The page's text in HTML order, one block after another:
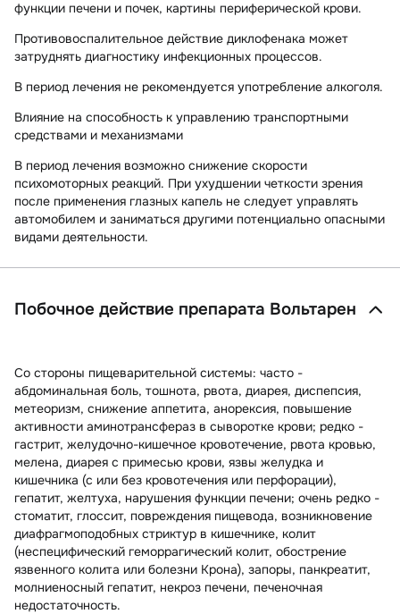
функции печени и почек, картины периферической крови.
Противовоспалительное действие диклофенака может
затруднять диагностику инфекционных процессов.
В период лечения не рекомендуется употребление алкоголя.
Влияние на способность к управлению транспортными
средствами и механизмами
В период лечения возможно снижение скорости
психомоторных реакций. При ухудшении четкости зрения
после применения глазных капель не следует управлять
автомобилем и заниматься другими потенциально опасными
видами деятельности.
Побочное действие препарата Вольтарен
Со стороны пищеварительной системы: часто -
абдоминальная боль, тошнота, рвота, диарея, диспепсия,
метеоризм, снижение аппетита, анорексия, повышение
активности аминотрансфераз в сыворотке крови; редко -
гастрит, желудочно-кишечное кровотечение, рвота кровью,
мелена, диарея с примесью крови, язвы желудка и
кишечника (с или без кровотечения или перфорации),
гепатит, желтуха, нарушения функции печени; очень редко -
стоматит, глоссит, повреждения пищевода, возникновение
диафрагмоподобных стриктур в кишечнике, колит
(неспецифический геморрагический колит, обострение
язвенного колита или болезни Крона), запоры, панкреатит,
молниеносный гепатит, некроз печени, печеночная
недостаточность.